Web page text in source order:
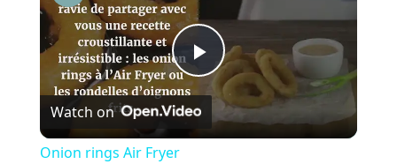
P
l
Watch on
Onion rings Air Fryer